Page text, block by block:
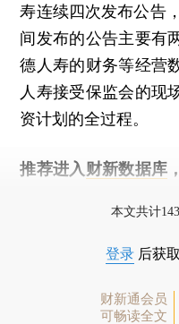
寿连续四次发布公告
间发布的公告主要有
德人寿的财务等经营
人寿接受保监会的现
资计划的全过程。
推荐进入 财新数据库
本文共计
登录 后获
财新通会员
可畅读全文